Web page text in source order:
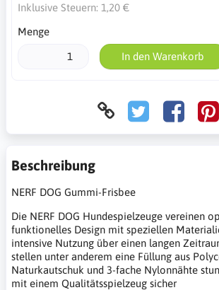
Inklusive Steuern: 1,20 €
Menge
In den Warenkorb
Beschreibung
NERF DOG Gummi-Frisbee
Die NERF DOG Hundespielzeuge vereinen
funktionelles Design mit speziellen
intensive Nutzung über einen langen
stellen unter anderem eine Füllung aus
Naturkautschuk und 3-fache Nylonnähte
mit einem Qualitätsspielzeug sicher